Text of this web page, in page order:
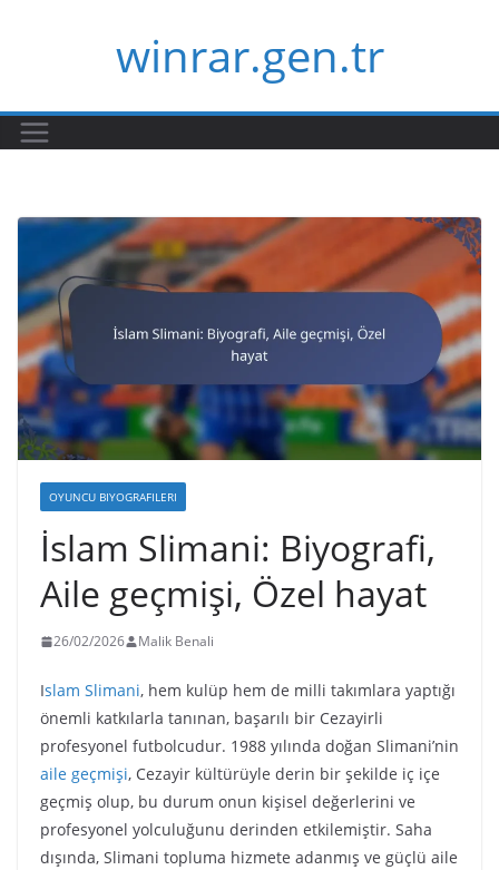
winrar.gen.tr
OYUNCU BIYOGRAFILERI
İslam Slimani: Biyografi,
Aile geçmişi, Özel hayat
26/02/2026 Malik Benali
Islam Slimani, hem kulüp hem de milli takımlara yaptığı
önemli katkılarla tanınan, başarılı bir Cezayirli
profesyonel futbolcudur. 1988 yılında doğan Slimani’nin
aile geçmişi, Cezayir kültürüyle derin bir şekilde iç içe
geçmiş olup, bu durum onun kişisel değerlerini ve
profesyonel yolculuğunu derinden etkilemiştir. Saha
dışında, Slimani topluma hizmete adanmış ve güçlü aile